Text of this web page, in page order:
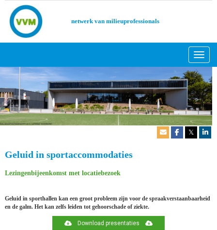
netwerk van milieuprofessionals
𝕏
Geluid in sportaccommodaties
Lezingenbijeenkomst met locatiebezoek
Geluid in sporthallen kan een groot probleem zijn voor de spraakverstaanbaarheid
en de galm. Het kan zelfs leiden tot gehoorschade of ziekte.
Download presentaties